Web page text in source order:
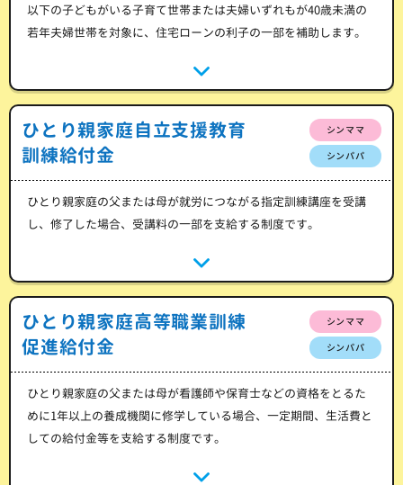
以下の子どもがいる子育て世帯または夫婦いずれもが40歳未満の
若年夫婦世帯を対象に、住宅ローンの利子の一部を補助します。
ひとり親家庭自立支援教育
訓練給付金
シンママ
シンパパ
ひとり親家庭の父または母が就労につながる指定訓練講座を受講
し、修了した場合、受講料の一部を支給する制度です。
ひとり親家庭高等職業訓練
促進給付金
シンママ
シンパパ
ひとり親家庭の父または母が看護師や保育士などの資格をとるた
めに1年以上の養成機関に修学している場合、一定期間、生活費と
しての給付金等を支給する制度です。